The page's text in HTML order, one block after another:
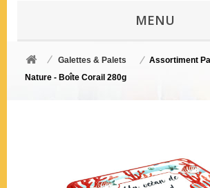
MENU
Galettes & Palets
Assortiment
Nature - Boîte Corail 280g